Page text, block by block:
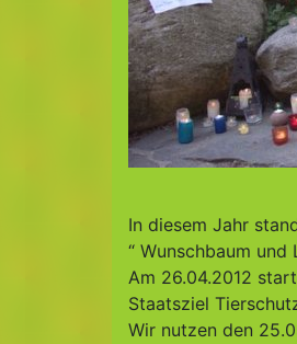
In diesem Jahr
“ Wunschbaum und
Am 26.04.2012
Staatsziel
Wir nutzen den